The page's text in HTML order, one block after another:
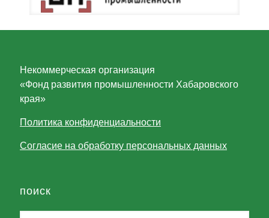
Некоммерческая организация
«Фонд развития промышленности Хабаровского
края»
Политика конфиденциальности
Согласие на обработку персональных данных
поиск